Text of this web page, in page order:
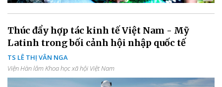
Thúc đẩy hợp tác kinh tế Việt Nam - Mỹ
Latinh trong bối cảnh hội nhập quốc tế
TS LÊ THỊ VÂN NGA
Viện Hàn lâm Khoa học xã hội Việt Nam